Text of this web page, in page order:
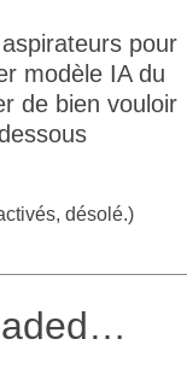
pour
modèle IA du
de bien vouloir
désolé.)